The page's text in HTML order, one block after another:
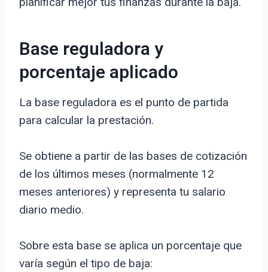
Base reguladora y
porcentaje aplicado
La base reguladora es el punto de partida
para calcular la prestación.
Se obtiene a partir de las bases de cotización
de los últimos meses (normalmente 12
meses anteriores) y representa tu salario
diario medio.
Sobre esta base se aplica un porcentaje que
varía según el tipo de baja: